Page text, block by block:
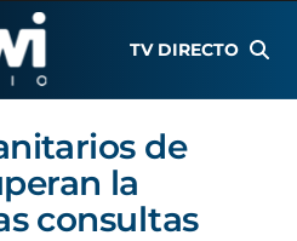
TV DIRECTO
de
la
consultas